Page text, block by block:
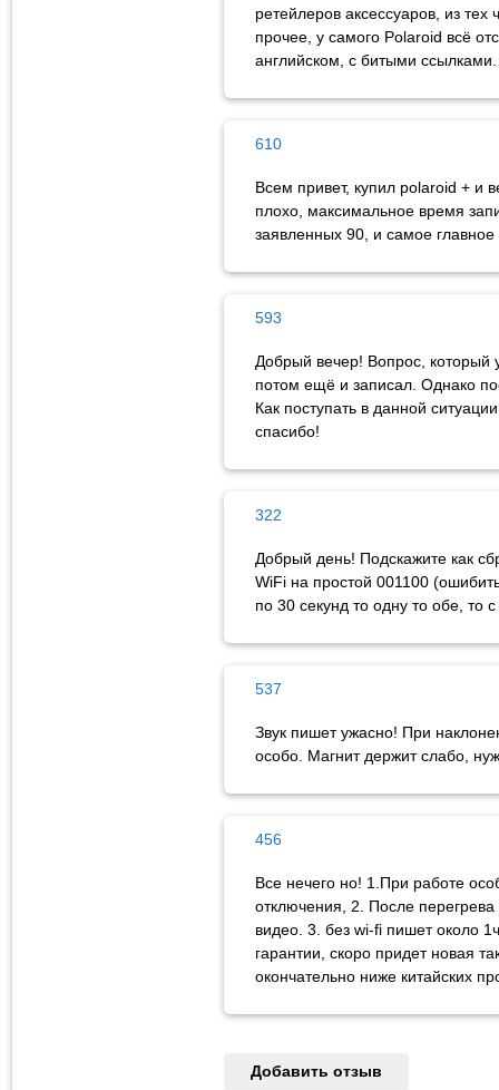
ретейлеров аксессуаров, из тех
прочее, у самого Polaroid всё
английском, с битыми
610
Всем привет, купил polaroid + и
плохо, максимальное время
заявленных 90, и самое главное
593
Добрый вечер! Вопрос, который
потом ещё и записал. Однако
Как поступать в данной
спасибо!
322
Добрый день! Подскажите как
WiFi на простой 001100
по 30 секунд то одну то обе, то
537
Звук пишет ужасно! При
особо. Магнит держит слабо,
456
Все нечего но! 1.При работе
отключения, 2. После
видео. 3. без wi-fi пишет около
гарантии, скоро придет новая
окончательно ниже китайских
Добавить отзыв